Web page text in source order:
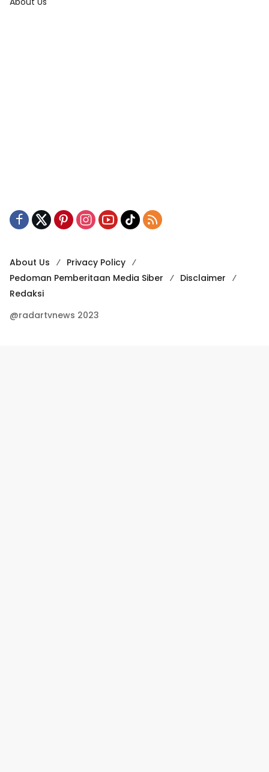
About Us
Privacy Policy
Pedoman Pemberitaan Media Siber
Disclaimer
Redaksi
@radartvnews 2023